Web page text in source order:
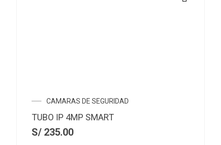
CAMARAS DE SEGURIDAD
TUBO IP 4MP SMART
S/ 235.00